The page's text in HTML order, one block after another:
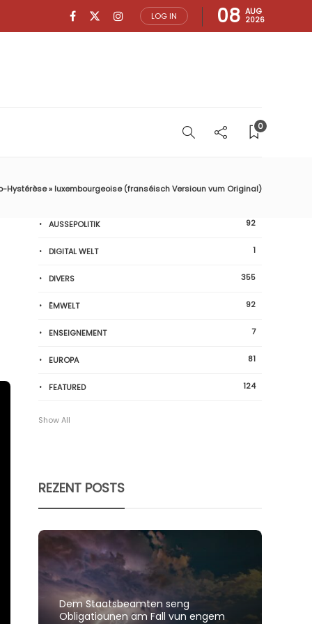
LOG IN 08 AUG
2026
0
Hystérèse » luxembourgeoise (franséisch Versioun vum Original)
AUSSEPOLITIK 92
DIGITAL WELT 1
DIVERS 355
ËMWELT 92
ENSEIGNEMENT 7
EUROPA 81
FEATURED 124
Show All
REZENT POSTS
Dem Staatsbeamten seng
Obligatiounen am Fall vun engem